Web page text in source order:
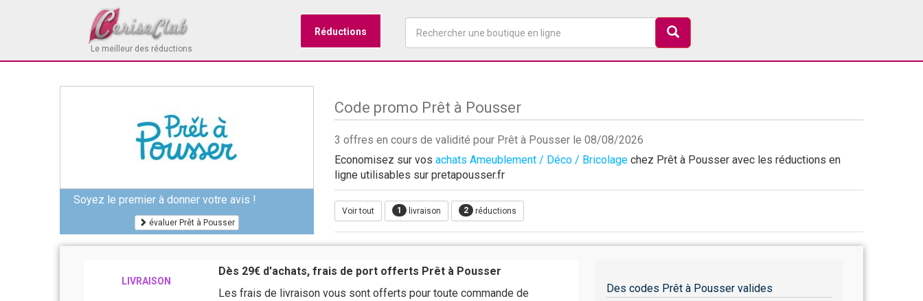
Le meilleur des réductions
Réductions
Soyez le premier à donner votre avis !
évaluer Prêt à Pousser
Code promo Prêt à Pousser
3 offres en cours de validité pour Prêt à Pousser le 08/08/2026
Economisez sur vos achats Ameublement / Déco / Bricolage chez Prêt à Pousser avec les réductions en
ligne utilisables sur pretapousser.fr
Voir tout 1 livraison 2 réductions
LIVRAISON
Dès 29€ d'achats, frais de port offerts Prêt à Pousser
Les frais de livraison vous sont offerts pour toute commande de
Des codes Prêt à Pousser valides